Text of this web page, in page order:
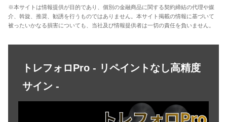
※本サイトは情報提供が目的であり、個別の金融商品に関する契約締結の代理や媒
介、斡旋、推奨、勧誘を行うものではありません。本サイト掲載の情報に基づいて
被ったいかなる損害についても、当社及び情報提供者は一切の責任を負いません。
トレフォロPro - リペイントなし高精度
サイン -